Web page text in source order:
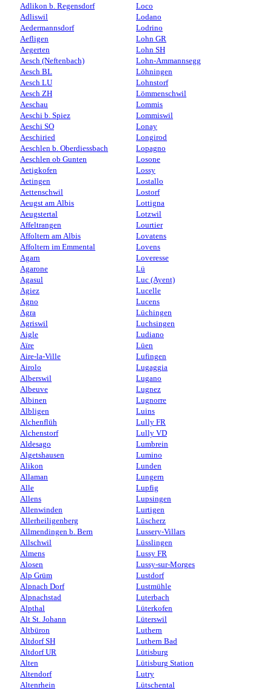
Adlikon b. Regensdorf
Adliswil
Aedermannsdorf
Aefligen
Aegerten
Aesch (Neftenbach)
Aesch BL
Aesch LU
Aesch ZH
Aeschau
Aeschi b. Spiez
Aeschi SO
Aeschiried
Aeschlen b. Oberdiessbach
Aeschlen ob Gunten
Aetigkofen
Aetingen
Aettenschwil
Aeugst am Albis
Aeugstertal
Affeltrangen
Affoltern am Albis
Affoltern im Emmental
Agarn
Agarone
Agasul
Agiez
Agno
Agra
Agriswil
Aigle
Aïre
Aire-la-Ville
Airolo
Alberswil
Albeuve
Albinen
Albligen
Alchenflüh
Alchenstorf
Aldesago
Algetshausen
Alikon
Allaman
Alle
Allens
Allenwinden
Allerheiligenberg
Allmendingen b. Bern
Allschwil
Almens
Alosen
Alp Grüm
Alpnach Dorf
Alpnachstad
Alpthal
Alt St. Johann
Altbüron
Altdorf SH
Altdorf UR
Alten
Altendorf
Altenrhein
Loco
Lodano
Lodrino
Lohn GR
Lohn SH
Lohn-Ammannsegg
Löhningen
Lohnstorf
Lömmenschwil
Lommis
Lommiswil
Lonay
Longirod
Lopagno
Losone
Lossy
Lostallo
Lostorf
Lottigna
Lotzwil
Lourtier
Lovatens
Lovens
Loveresse
Lü
Luc (Ayent)
Lucelle
Lucens
Lüchingen
Luchsingen
Ludiano
Lüen
Lufingen
Lugaggia
Lugano
Lugnez
Lugnorre
Luins
Lully FR
Lully VD
Lumbrein
Lumino
Lunden
Lungern
Lupfig
Lupsingen
Lurtigen
Lüscherz
Lussery-Villars
Lüsslingen
Lussy FR
Lussy-sur-Morges
Lustdorf
Lustmühle
Luterbach
Lüterkofen
Lüterswil
Luthern
Luthern Bad
Lütisburg
Lütisburg Station
Lutry
Lütschental